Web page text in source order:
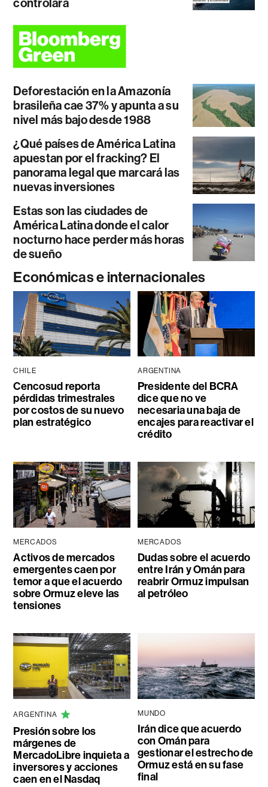
controlará
Deforestación en la Amazonía
brasileña cae 37% y apunta a su
nivel más bajo desde 1988
¿Qué países de América Latina
apuestan por el fracking? El
panorama legal que marcará las
nuevas inversiones
Estas son las ciudades de
América Latina donde el calor
nocturno hace perder más horas
de sueño
Económicas e internacionales
CHILE
Cencosud reporta
pérdidas trimestrales
por costos de su nuevo
plan estratégico
ARGENTINA
Presidente del BCRA
dice que no ve
necesaria una baja de
encajes para reactivar el
crédito
MERCADOS
Activos de mercados
emergentes caen por
temor a que el acuerdo
sobre Ormuz eleve las
tensiones
MERCADOS
Dudas sobre el acuerdo
entre Irán y Omán para
reabrir Ormuz impulsan
al petróleo
ARGENTINA
Presión sobre los
márgenes de
MercadoLibre inquieta a
inversores y acciones
caen en el Nasdaq
MUNDO
Irán dice que acuerdo
con Omán para
gestionar el estrecho de
Ormuz está en su fase
final